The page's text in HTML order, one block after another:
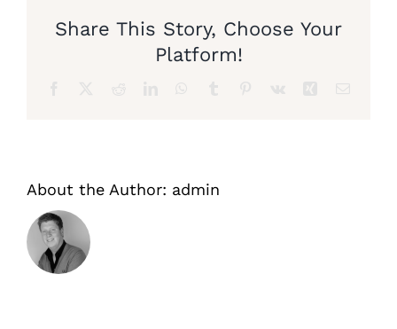
Share This Story, Choose Your
Platform!
About the Author: admin